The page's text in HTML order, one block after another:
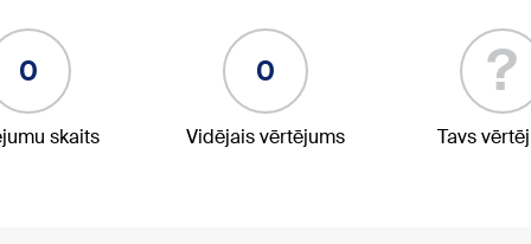
0
skaits
0
Vidējais vērtējums
?
Tavs